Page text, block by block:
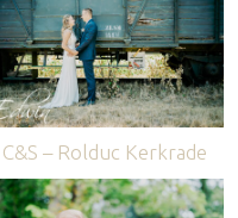
C&S – Rolduc Kerkrade